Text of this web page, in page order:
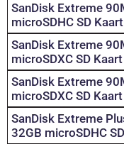
SanDisk Extreme
microSDHC SD
SanDisk Extreme
microSDXC SD
SanDisk Extreme
microSDXC SD
SanDisk Extreme
32GB microSDHC